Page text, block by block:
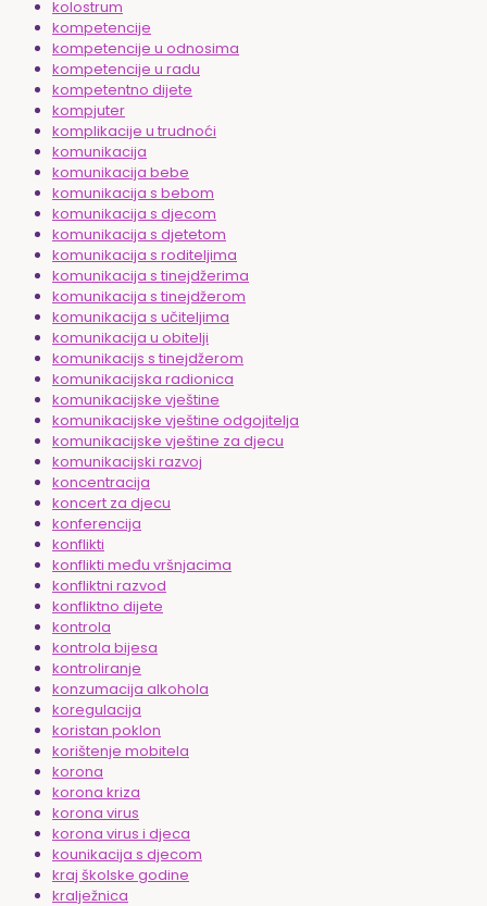
kolostrum
kompetencije
kompetencije u odnosima
kompetencije u radu
kompetentno dijete
kompjuter
komplikacije u trudnoći
komunikacija
komunikacija bebe
komunikacija s bebom
komunikacija s djecom
komunikacija s djetetom
komunikacija s roditeljima
komunikacija s tinejdžerima
komunikacija s tinejdžerom
komunikacija s učiteljima
komunikacija u obitelji
komunikacijs s tinejdžerom
komunikacijska radionica
komunikacijske vještine
komunikacijske vještine odgojitelja
komunikacijske vještine za djecu
komunikacijski razvoj
koncentracija
koncert za djecu
konferencija
konflikti
konflikti među vršnjacima
konfliktni razvod
konfliktno dijete
kontrola
kontrola bijesa
kontroliranje
konzumacija alkohola
koregulacija
koristan poklon
korištenje mobitela
korona
korona kriza
korona virus
korona virus i djeca
kounikacija s djecom
kraj školske godine
kralježnica